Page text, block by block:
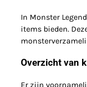
In Monster
items bieden.
Overzicht van
Er zijn